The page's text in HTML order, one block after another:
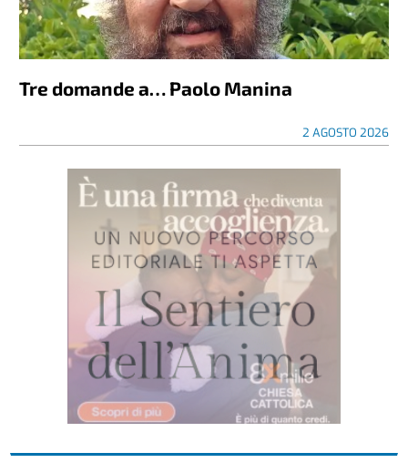
Tre domande a… Paolo Manina
2 AGOSTO 2026